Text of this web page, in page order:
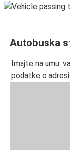
Autobuska
Imajte na umu:
podatke o adresi.